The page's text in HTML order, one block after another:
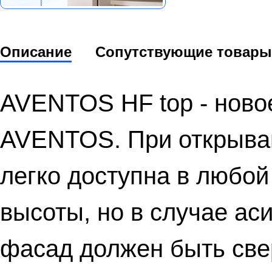
Описание Сопутствующие товары
AVENTOS HF top -
AVENTOS. При
легко доступна в
высоты, но в случае
фасад должен быть